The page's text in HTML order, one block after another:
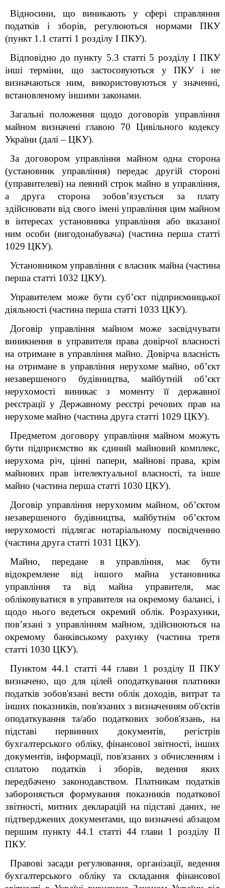
Відносини, що виникають у сфері справляння
податків і зборів, регулюються нормами ПКУ
(пункт 1.1 статті 1 розділу І ПКУ).
Відповідно до пункту 5.3 статті 5 розділу I ПКУ
інші терміни, що застосовуються у ПКУ і не
визначаються ним, використовуються у значенні,
встановленому іншими законами.
Загальні положення щодо договорів управління
майном визначені главою 70 Цивільного кодексу
України (далі – ЦКУ).
За договором управління майном одна сторона
(установник управління) передає другій стороні
(управителеві) на певний строк майно в управління,
а друга сторона зобов’язується за плату
здійснювати від свого імені управління цим майном
в інтересах установника управління або вказаної
ним особи (вигодонабувача) (частина перша статті
1029 ЦКУ).
Установником управління є власник майна (частина
перша статті 1032 ЦКУ).
Управителем може бути суб’єкт підприємницької
діяльності (частина перша статті 1033 ЦКУ).
Договір управління майном може засвідчувати
виникнення в управителя права довірчої власності
на отримане в управління майно. Довірча власність
на отримане в управління нерухоме майно, об’єкт
незавершеного будівництва, майбутній об’єкт
нерухомості виникає з моменту її державної
реєстрації у Державному реєстрі речових прав на
нерухоме майно (частина друга статті 1029 ЦКУ).
Предметом договору управління майном можуть
бути підприємство як єдиний майновий комплекс,
нерухома річ, цінні папери, майнові права, крім
майнових прав інтелектуальної власності, та інше
майно (частина перша статті 1030 ЦКУ).
Договір управління нерухомим майном, об’єктом
незавершеного будівництва, майбутнім об’єктом
нерухомості підлягає нотаріальному посвідченню
(частина друга статті 1031 ЦКУ).
Майно, передане в управління, має бути
відокремлене від іншого майна установника
управління та від майна управителя, має
обліковуватися в управителя на окремому балансі, і
щодо нього ведеться окремий облік. Розрахунки,
пов’язані з управлінням майном, здійснюються на
окремому банківському рахунку (частина третя
статті 1030 ЦКУ).
Пунктом 44.1 статті 44 глави 1 розділу ІІ ПКУ
визначено, що для цілей оподаткування платники
податків зобов'язані вести облік доходів, витрат та
інших показників, пов'язаних з визначенням об'єктів
оподаткування та/або податкових зобов'язань, на
підставі первинних документів, регістрів
бухгалтерського обліку, фінансової звітності, інших
документів, інформації, пов'язаних з обчисленням і
сплатою податків і зборів, ведення яких
передбачено законодавством. Платникам податків
забороняється формування показників податкової
звітності, митних декларацій на підставі даних, не
підтверджених документами, що визначені абзацом
першим пункту 44.1 статті 44 глави 1 розділу ІІ
ПКУ.
Правові засади регулювання, організації, ведення
бухгалтерського обліку та складання фінансової